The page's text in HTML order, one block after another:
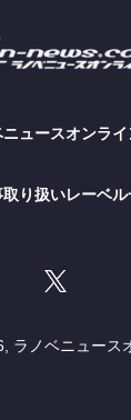
ニュースオンラ
取り扱いレーベル
ラノベニュース